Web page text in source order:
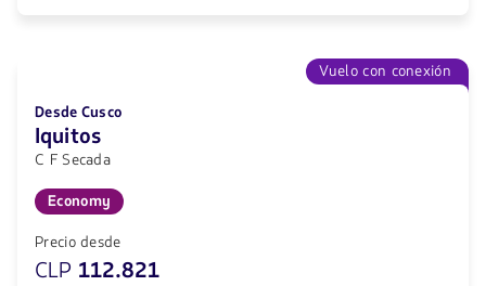
Vuelo con conexión
Desde Cusco
Iquitos
C F Secada
Economy
Precio desde
CLP 112.821